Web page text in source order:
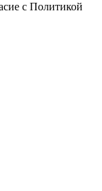
с Политикой